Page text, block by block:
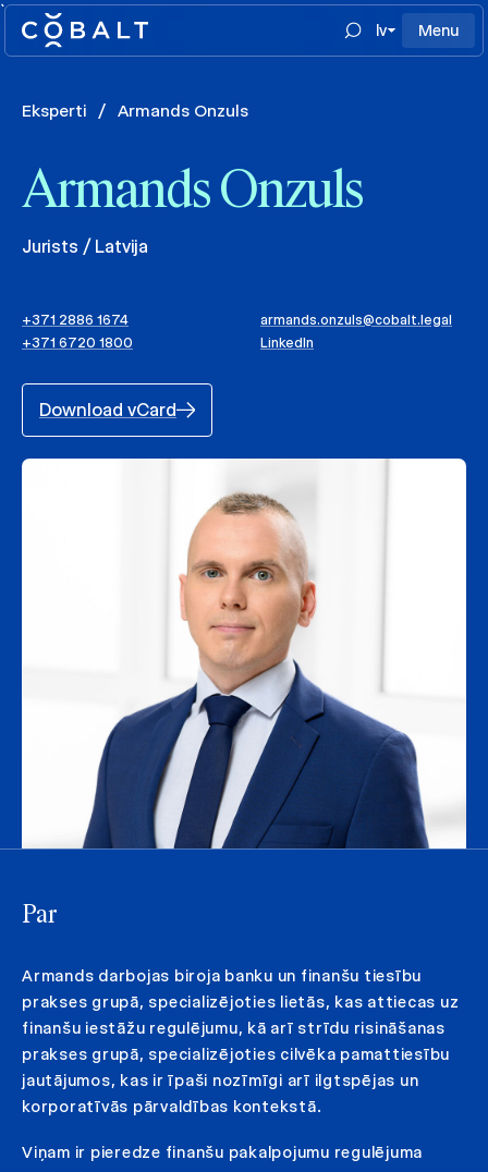
`
lv
Menu
Eksperti / Armands Onzuls
Armands Onzuls
Jurists / Latvija
+371 2886 1674
+371 6720 1800
armands.onzuls@cobalt.legal
LinkedIn
Download vCard
Par
Armands darbojas biroja banku un finanšu tiesību
prakses grupā, specializējoties lietās, kas attiecas uz
finanšu iestāžu regulējumu, kā arī strīdu risināšanas
prakses grupā, specializējoties cilvēka pamattiesību
jautājumos, kas ir īpaši nozīmīgi arī ilgtspējas un
korporatīvās pārvaldības kontekstā.
Viņam ir pieredze finanšu pakalpojumu regulējuma